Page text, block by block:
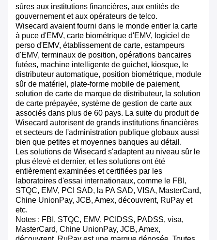
sûres aux institutions financières, aux entités de
gouvernement et aux opérateurs de telco.
Wisecard avaient fourni dans le monde entier la carte
à puce d'EMV, carte biométrique d'EMV, logiciel de
perso d'EMV, établissement de carte, estampeurs
d'EMV, terminaux de position, opérations bancaires
futées, machine intelligente de guichet, kiosque, le
distributeur automatique, position biométrique, module
sûr de matériel, plate-forme mobile de paiement,
solution de carte de marque de distributeur, la solution
de carte prépayée, système de gestion de carte aux
associés dans plus de 60 pays. La suite du produit de
Wisecard autorisent de grands institutions financières
et secteurs de l'administration publique globaux aussi
bien que petites et moyennes banques au détail.
Les solutions de Wisecard s'adaptent au niveau sûr le
plus élevé et dernier, et les solutions ont été
entièrement examinées et certifiées par les
laboratoires d'essai internationaux, comme le FBI,
STQC, EMV, PCI SAD, la PA SAD, VISA, MasterCard,
Chine UnionPay, JCB, Amex, découvrent, RuPay et
etc.
Notes : FBI, STQC, EMV, PCIDSS, PADSS, visa,
MasterCard, Chine UnionPay, JCB, Amex,